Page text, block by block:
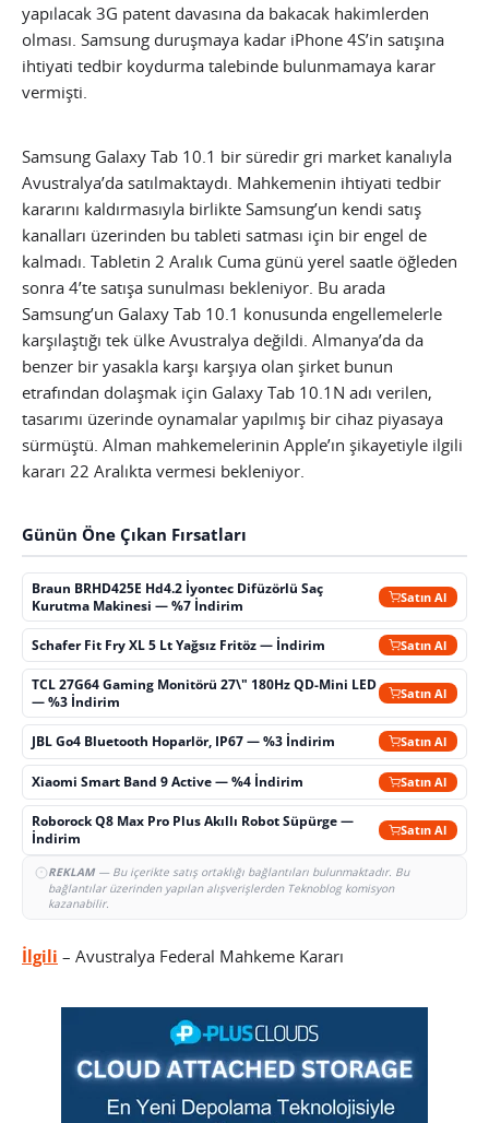
yapılacak 3G patent davasına da bakacak hakimlerden
olması. Samsung duruşmaya kadar iPhone 4S’in satışına
ihtiyati tedbir koydurma talebinde bulunmamaya karar
vermişti.
Samsung Galaxy Tab 10.1 bir süredir gri market kanalıyla
Avustralya’da satılmaktaydı. Mahkemenin ihtiyati tedbir
kararını kaldırmasıyla birlikte Samsung’un kendi satış
kanalları üzerinden bu tableti satması için bir engel de
kalmadı. Tabletin 2 Aralık Cuma günü yerel saatle öğleden
sonra 4’te satışa sunulması bekleniyor. Bu arada
Samsung’un Galaxy Tab 10.1 konusunda engellemelerle
karşılaştığı tek ülke Avustralya değildi. Almanya’da da
benzer bir yasakla karşı karşıya olan şirket bunun
etrafından dolaşmak için Galaxy Tab 10.1N adı verilen,
tasarımı üzerinde oynamalar yapılmış bir cihaz piyasaya
sürmüştü. Alman mahkemelerinin Apple’ın şikayetiyle ilgili
kararı 22 Aralıkta vermesi bekleniyor.
Günün Öne Çıkan Fırsatları
Braun BRHD425E Hd4.2 İyontec Difüzörlü Saç
Kurutma Makinesi — %7 İndirim
Satın Al
Schafer Fit Fry XL 5 Lt Yağsız Fritöz — İndirim Satın Al
TCL 27G64 Gaming Monitörü 27\" 180Hz QD-Mini LED
— %3 İndirim
Satın Al
JBL Go4 Bluetooth Hoparlör, IP67 — %3 İndirim Satın Al
Xiaomi Smart Band 9 Active — %4 İndirim Satın Al
Roborock Q8 Max Pro Plus Akıllı Robot Süpürge —
İndirim
Satın Al
REKLAM— Bu içerikte satış ortaklığı bağlantıları bulunmaktadır. Bu
bağlantılar üzerinden yapılan alışverişlerden Teknoblog komisyon
kazanabilir.
İlgili – Avustralya Federal Mahkeme Kararı